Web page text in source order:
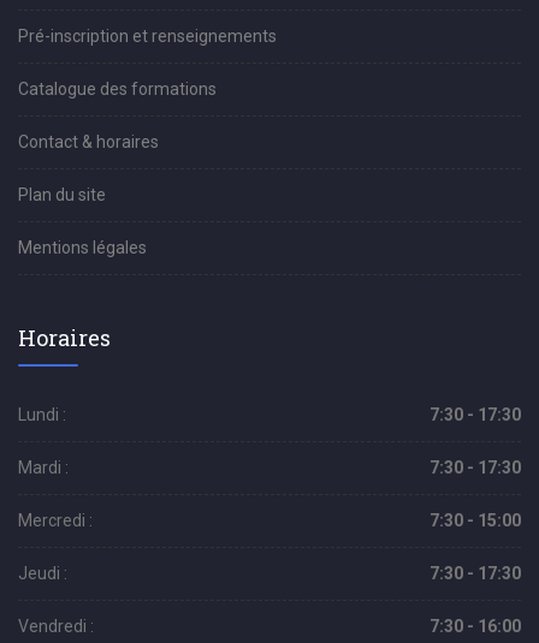
Pré-inscription et renseignements
Catalogue des formations
Contact & horaires
Plan du site
Mentions légales
Horaires
Lundi : 7:30 - 17:30
Mardi : 7:30 - 17:30
Mercredi : 7:30 - 15:00
Jeudi : 7:30 - 17:30
Vendredi : 7:30 - 16:00